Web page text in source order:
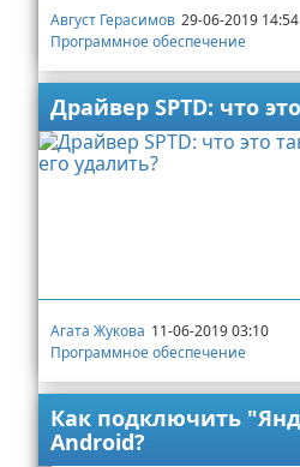
Август Герасимов 29-06-2019 14:54
Программное обеспечение
Драйвер SPTD: что
Агата Жукова 11-06-2019 03:10
Программное обеспечение
Как подключить
Android?